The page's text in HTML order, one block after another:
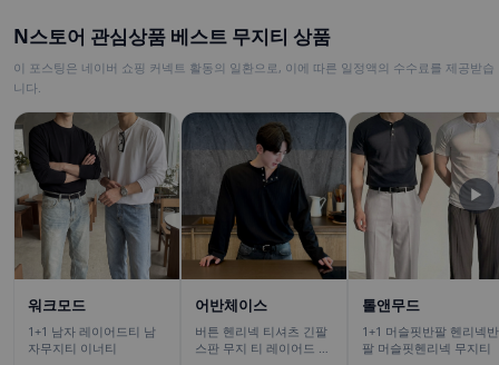
N스토어 관심상품 베스트 무지티 상품
이 포스팅은 네이버 쇼핑 커넥트 활동의 일환으로, 이에 따른 일정액의 수수료를 제공받습
니다.
워크모드
1+1 남자 레이어드티 남
자무지티 이너티
어반체이스
버튼 헨리넥 티셔츠 긴팔
스판 무지 티 레이어드 이
톨앤무드
1+1 머슬핏반팔 헨리넥반
팔 머슬핏헨리넥 무지티
▶